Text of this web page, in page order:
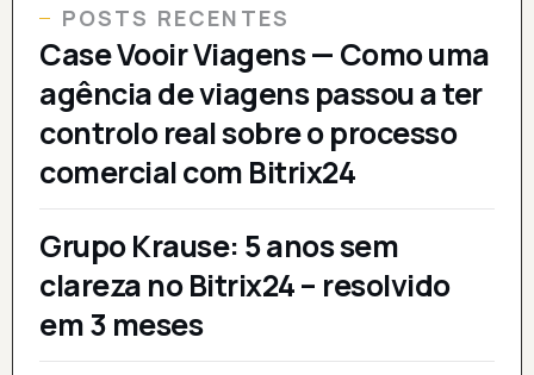
POSTS RECENTES
Case Vooir Viagens — Como uma
agência de viagens passou a ter
controlo real sobre o processo
comercial com Bitrix24
Grupo Krause: 5 anos sem
clareza no Bitrix24 – resolvido
em 3 meses